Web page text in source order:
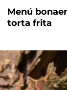
Menú
torta frita